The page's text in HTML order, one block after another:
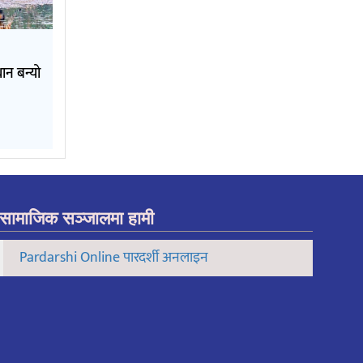
बन्यो
सामाजिक सञ्जालमा हामी
Pardarshi Online पारदर्शी अनलाइन